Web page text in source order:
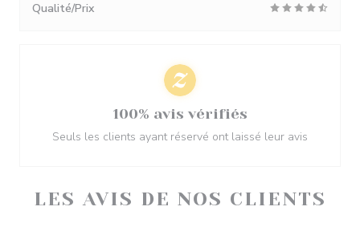
LES AVIS DE NOS CLIENTS
Qualité/Prix
100% avis vérifiés
Seuls les clients ayant réservé ont laissé leur avis